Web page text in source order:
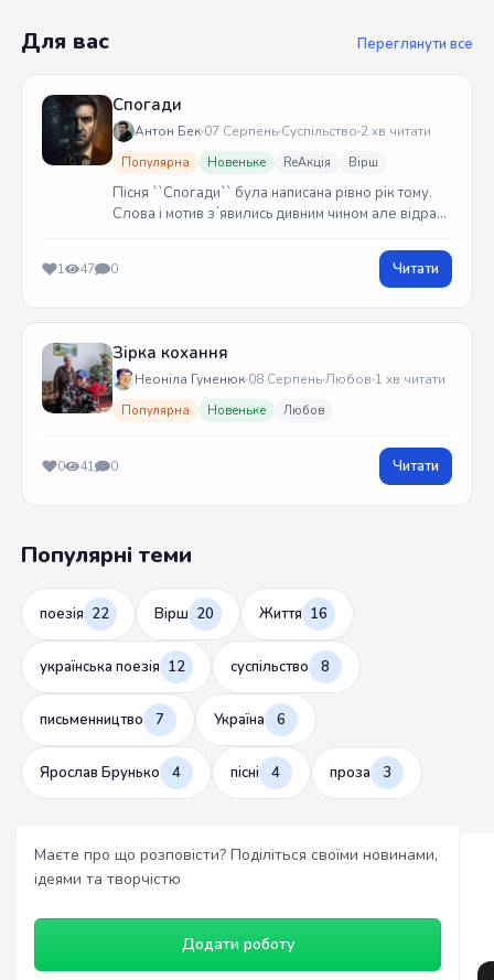
Для вас Переглянути все
Спогади
Антон Бек 07 Серпень Суспільство 2 хв читати
Популярна Новеньке ReАкція Вірш
Пісня ``Спогади`` була написана рівно рік тому.
Слова і мотив зʼявились дивним чином але відразу
1 47 0 Читати
Зірка кохання
Неоніла Гуменюк 08 СерпеньЛюбов 1 хв читати
Популярна Новеньке Любов
0 41 0 Читати
Популярні теми
поезія 22 Вірш 20 Життя 16
українська поезія 12 суспільство 8
письменництво 7 Україна 6
Ярослав Брунько 4 пісні 4 проза 3
Маєте про що розповісти? Поділіться своїми новинами,
ідеями та творчістю
Додати роботу